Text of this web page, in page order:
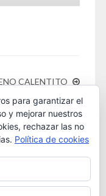
CALENTITO
Commons
. 2016
para garantizar el
y mejorar nuestros
rechazar las no
Política de cookies